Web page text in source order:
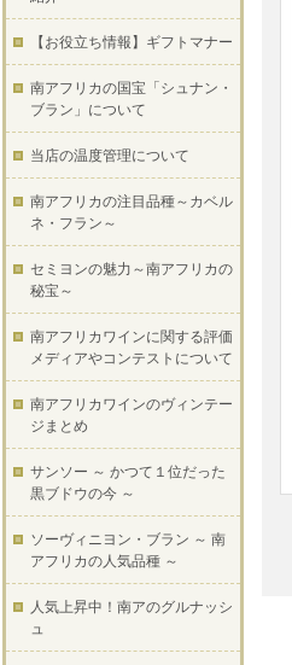
【お役立ち情報】ギフトマナー
南アフリカの国宝「シュナン・
ブラン」について
当店の温度管理について
南アフリカの注目品種～カベル
ネ・フラン～
セミヨンの魅力～南アフリカの
秘宝～
南アフリカワインに関する評価
メディアやコンテストについて
南アフリカワインのヴィンテー
ジまとめ
サンソー ～ かつて１位だった
黒ブドウの今 ～
ソーヴィニヨン・ブラン ～ 南
アフリカの人気品種 ～
人気上昇中！南アのグルナッシ
ュ